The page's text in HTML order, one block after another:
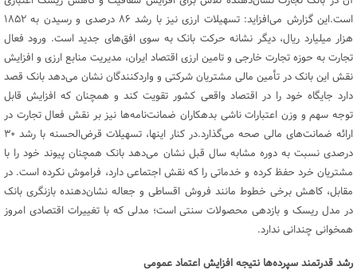
است.این گزارش می‌افزاید: تسهیلات ارزی نیز با رشد ۸۶ درصدی و رسیدن به ۱۸۵۲
هزار میلیارد ریال، دیگر نشانه حرکت بانک به سوی افق‌های جدید است. ورود فعال
تجارت به حوزه تجارت خارجی و تامین ارزی اقتصاد ایران، مدیریت منابع ارزی و افزایش
نقش این بانک در تأمین مالی مشتریان شرکتی و واردکنندگان نشان می‌دهد بانک قصد
دارد جایگاه خود را در اقتصاد واقعی کشور تقویت کند و همچنان که افزایش قابل
توجه سهم و وزن اعتبارات ناشی بدهکاران ضمانت‌نامه‌ها نیز بر نقش فعال تجارت در
ارائه ضمانت‌های مالی صحه می‌گذارد.در کنار اینها، تسهیلات قرض‌الحسنه با رشد ۳۰
درصدی نسبت به دوره مشابه سال قبل نشان می‌دهد بانک همچنان پیوند خود را با
مشتریان خرد حفظ کرده و خدماتی را که نقش اجتماعی دارد، فراموش نکرده است. در
مقابل، کاهش برخی خطوط مانند فروش اقساطی و جعاله نشان‌دهنده بازنگری بانک
در مدل ریسک و بازدهی محصولات سنتی است؛ مدلی که با تغییرات اقتصادی امروز
همخوانی چندانی ندارد.
رشد قدرتمند سپرده‌ها نتیجه افزایش اعتماد عمومی